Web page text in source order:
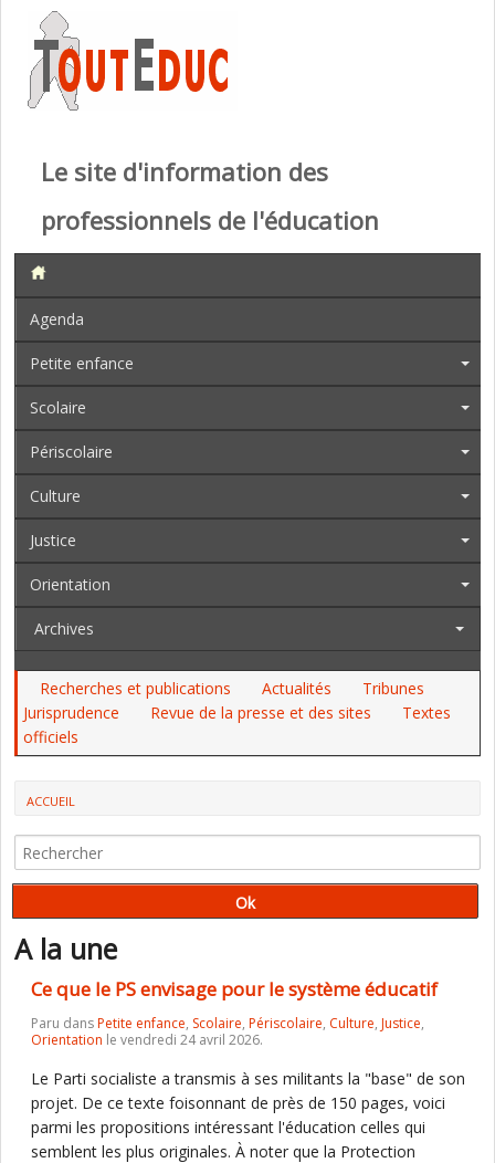
Le site d'information des
professionnels de l'éducation
Agenda
Petite enfance
Scolaire
Périscolaire
Culture
Justice
Orientation
Archives
Recherches et publications Actualités
Tribunes
Jurisprudence
Revue de la presse et des sites
Textes
officiels
ACCUEIL
A la une
Ce que le PS envisage pour le système éducatif
Paru dansPetite enfance, Scolaire, Périscolaire, Culture, Justice,
Orientation le vendredi 24 avril 2026.
Le Parti socialiste a transmis à ses militants la "base" de son
projet. De ce texte foisonnant de près de 150 pages, voici
parmi les propositions intéressant l'éducation celles qui
semblent les plus originales. À noter que la Protection